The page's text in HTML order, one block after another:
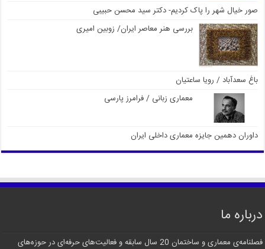
صور خیال شهر را پاک کردیم- دکتر سید محسن حبیبی
بررسی هنر معاصر ایران/ زوبین امیری
باغ سعدآباد / رویا ساعتیان
معماری زبانی / فرامرز پارسی
داوران دهمین جایزه معماری داخلی ایران
درباره ما
فصلنامه‌ی معماری و ساختمان 20 سال سابقه و فعالیت‌های حرفه‌ای در حوزه‌های